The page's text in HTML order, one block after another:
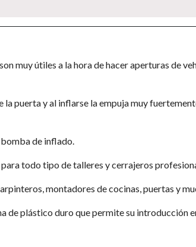
muy útiles a la hora de hacer aperturas de
la puerta y al inflarse la empuja muy
de inflado.
todo tipo de talleres y cerrajeros
montadores de cocinas, puertas y
de plástico duro que permite su introducción